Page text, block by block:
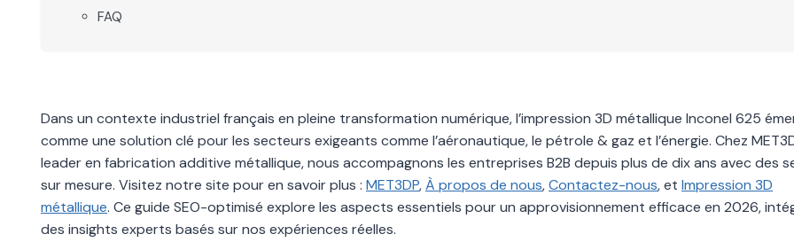
FAQ
Dans un contexte industriel français en pleine transformation numérique, l’impression 3D métallique Inconel 625
comme une solution clé pour les secteurs exigeants comme l’aéronautique, le pétrole & gaz et l’énergie. Chez
leader en fabrication additive métallique, nous accompagnons les entreprises B2B depuis plus de dix ans avec des
sur mesure. Visitez notre site pour en savoir plus : MET3DP,À propos de nous,Contactez-nous, et Impression 3D
métallique. Ce guide SEO-optimisé explore les aspects essentiels pour un approvisionnement efficace en 2026,
des insights experts basés sur nos expériences réelles.